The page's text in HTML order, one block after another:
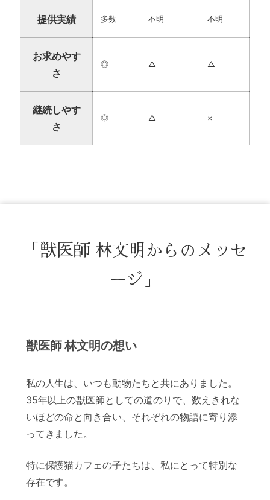
提供実績 多数 不明 不明
お求めやす
さ
◎ △ △
継続しやす
さ
◎ △ ×
「獣医師 林文明からのメッセ
ージ」
獣医師 林文明の想い
私の人生は、いつも動物たちと共にありました。
35年以上の獣医師としての道のりで、数えきれな
いほどの命と向き合い、それぞれの物語に寄り添
ってきました。
特に保護猫カフェの子たちは、私にとって特別な
存在です。